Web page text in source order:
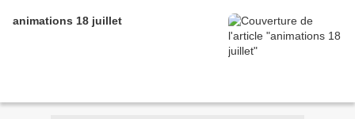
animations 18 juillet